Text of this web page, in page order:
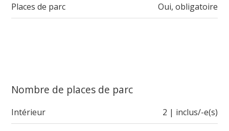
Places de parc Oui, obligatoire
Nombre de places de parc
Intérieur 2 | inclus/-e(s)